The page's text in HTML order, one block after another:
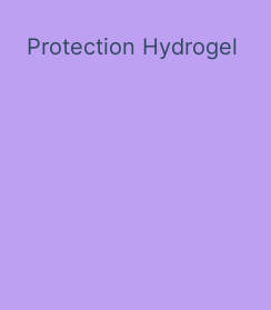
Protection Hydrogel